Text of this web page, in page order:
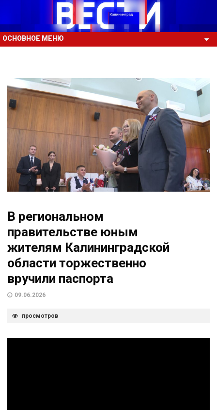
ОСНОВНОЕ МЕНЮ
В региональном
правительстве юным
жителям Калининградской
области торжественно
вручили паспорта
09.06.2026
просмотров